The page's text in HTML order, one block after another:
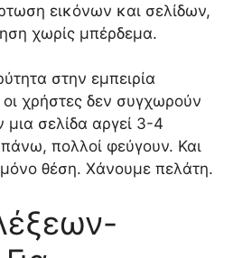
εικόνων και σελίδων,
χωρίς μπέρδεμα.
στην εμπειρία
χρήστες δεν συγχωρούν
μια σελίδα αργεί 3-4
πολλοί φεύγουν. Και
θέση. Χάνουμε πελάτη.